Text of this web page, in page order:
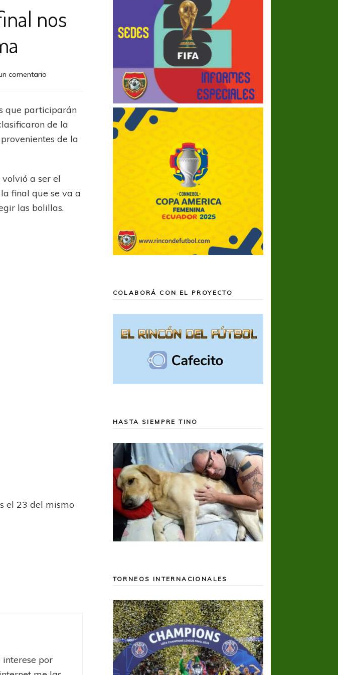
nos
comentarioen
Los
16vos
de
final
Villarreal
vs.
que participarán
de la
de la
a ser el
final que se va a
las bolillas.
el 23 del mismo
por
COLABORÁ CON EL PROYECTO
HASTA SIEMPRE TINO
TORNEOS INTERNACIONALES